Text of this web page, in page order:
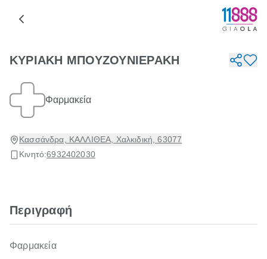
ΚΥΡΙΑΚΗ ΜΠΟΥΖΟΥΝΙΕΡΑΚΗ
Φαρμακεία
Κασσάνδρα, ΚΑΛΛΙΘΕΑ, Χαλκιδική, 63077
Κινητό:6932402030
Περιγραφή
Φαρμακεία